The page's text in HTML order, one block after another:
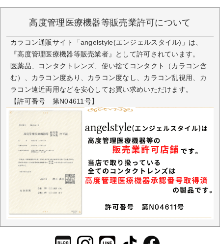
高度管理医療機器等販売業許可について
カラコン通販サイト「angelstyle(エンジェルスタイル)」は、
『高度管理医療機器等販売業者』として許可されています。
医薬品、コンタクトレンズ、使い捨てコンタクト（カラコン含
む）、カラコン度あり、カラコン度なし、カラコン乱視用、カ
ラコン遠近両用などを安心してお買い求めいただけます。
【許可番号 第N04611号】